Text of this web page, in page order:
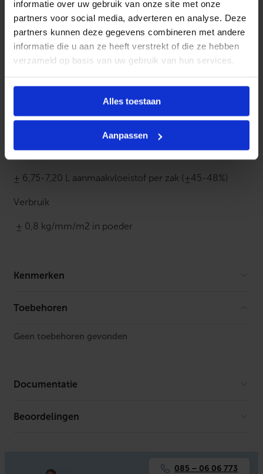
informatie over uw gebruik van onze site met onze
partners voor social media, adverteren en analyse. Deze
partners kunnen deze gegevens combineren met andere
informatie die u aan ze heeft verstrekt of die ze hebben
verzameld op basis van uw gebruik van hun services.
Alles toestaan
Aanpassen
2
W
t
a
a
a
economisch te vervangen.
3. Uitermate geschikt voor het plaatsen van
grootformaattegels.
4. Een geheel van kwaliteiten die in moeilijke gevallen
een oplossing brengt. FLEXcement
bv. de oplossing in talrijke toepassingen om tegels op
tegels te verkleven (enkel voor binnenwerk).
Mengverhouding
± 6,75-7,20 L aanmaakvloeistof per zak (±45-48%)
Verbruik
± 0,8 kg/mm/m2 in poeder
Kenmerken
Merk
Toebehoren
Geen toebehoren gevonden
Documentatie
Beoordelingen
085 – 06 06 773